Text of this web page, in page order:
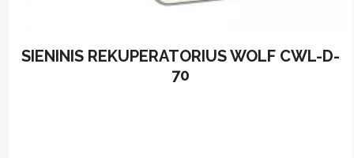
SIENINIS REKUPERATORIUS WOLF CWL-D-
70